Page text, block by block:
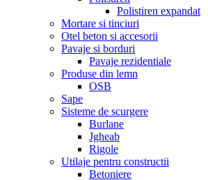
Polistiren expandat
Mortare si tinciuri
Otel beton si accesorii
Pavaje si borduri
Pavaje rezidentiale
Produse din lemn
OSB
Sape
Sisteme de scurgere
Burlane
Jgheab
Rigole
Utilaje pentru constructii
Betoniere